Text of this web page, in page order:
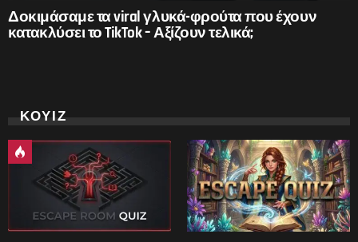
Δοκιμάσαμε τα viral γλυκά-φρούτα που έχουν
κατακλύσει το TikTok – Αξίζουν τελικά;
ΚΟΥΙΖ